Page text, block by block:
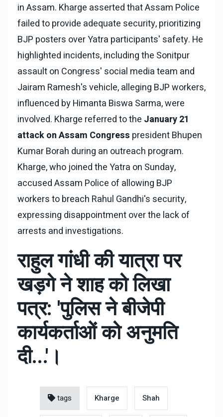
in Assam. Kharge asserted that Assam Police
failed to provide adequate security, prioritizing
BJP posters over Yatra participants' safety. He
highlighted incidents, including the Sonitpur
assault on Congress' social media team and
Jairam Ramesh's vehicle, alleging BJP workers,
influenced by Himanta Biswa Sarma, were
involved. Kharge referred to the January 21
attack on Assam Congress president Bhupen
Kumar Borah during an outreach program.
Kharge, who joined the Yatra on Sunday,
accused Assam Police of allowing BJP
workers to breach Rahul Gandhi's security,
expressing disappointment over the lack of
arrests and investigations.
राहुल गांधी की यात्रा पर
खड़गे ने शाह को लिखा
पत्र: 'पुलिस ने बीजेपी
कार्यकर्ताओं को अनुमति
दी...'।
tags Kharge Shah